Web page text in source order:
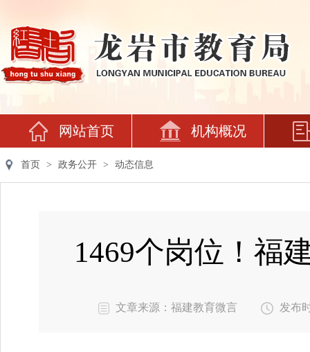
网站首页 机构概况
首页 > 政务公开 > 动态信息
1469个岗位！福
文章来源：福建教育微言 发布